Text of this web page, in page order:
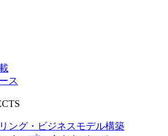
ス
ング・ビジネスモデル構築